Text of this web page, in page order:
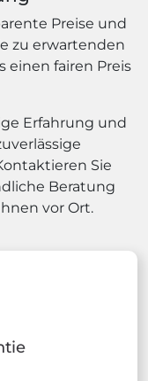
Preise und
zu erwartenden
einen fairen Preis
Erfahrung und
Sie
Beratung
vor Ort.